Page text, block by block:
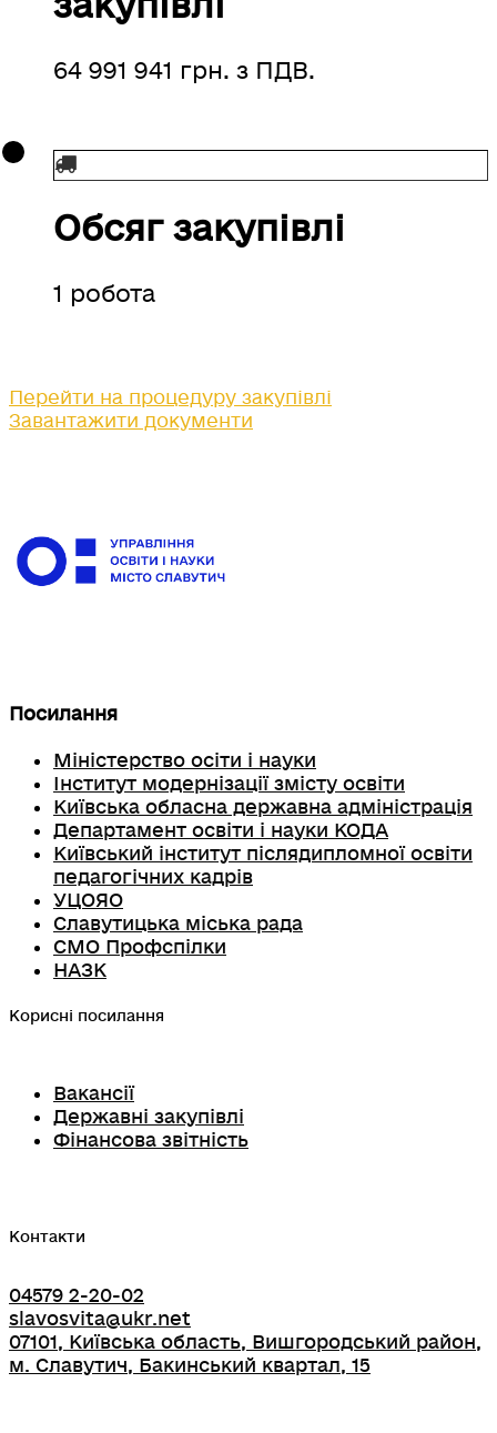
64 991 941 грн. з ПДВ.
Обсяг закупівлі
1 робота
Перейти на процедуру закупівлі
Завантажити документи
Посилання
Міністерство осіти і науки
Інститут модернізації змісту освіти
Київська обласна державна адміністрація
Департамент освіти і науки КОДА
Київський інститут післядипломної освіти
педагогічних кадрів
УЦОЯО
Славутицька міська рада
СМО Профспілки
НАЗК
Корисні посилання
Вакансії
Державні закупівлі
Фінансова звітність
Контакти
04579 2-20-02
slavosvita@ukr.net
07101, Київська область, Вишгородський район,
м. Славутич, Бакинський квартал, 15